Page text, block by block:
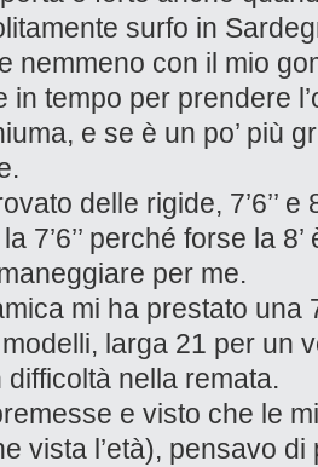
surfo in
nemmeno con il mio
in tempo per prendere
e se è un po’ più
delle rigide, 7’6’’
7’6’’ perché forse la
per me.
mi ha prestato una
larga 21 per un
nella remata.
e visto che le
vista l’età), pensavo di